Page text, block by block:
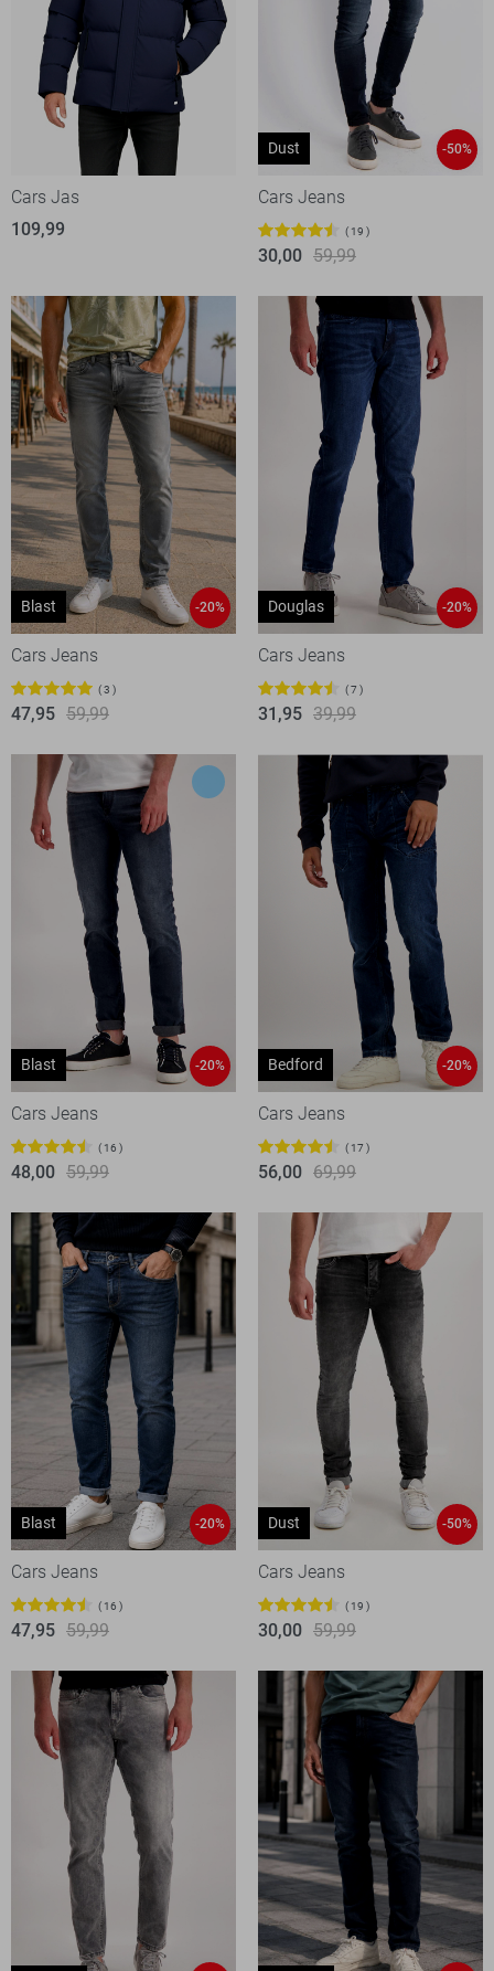
Cars Jas
109,99
Dust -50%
Cars Jeans
19
30,00 59,99
Blast -20%
Cars Jeans
3
47,95 59,99
Douglas -20%
Cars Jeans
7
31,95 39,99
Blast -20%
Cars Jeans
16
48,00 59,99
Bedford -20%
Cars Jeans
17
56,00 69,99
Blast -20%
Cars Jeans
16
47,95 59,99
Dust -50%
Cars Jeans
19
30,00 59,99